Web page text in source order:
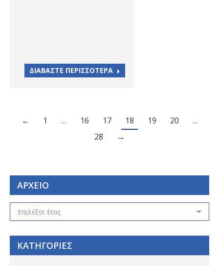
ΔΙΑΒΑΣΤΕ ΠΕΡΙΣΣΟΤΕΡΑ
← 1 … 16 17 18 19 20
…
28
→
ΑΡΧΕΙΟ
ΑΡΧΕΙΟ
ΚΑΤΗΓΟΡΙΕΣ